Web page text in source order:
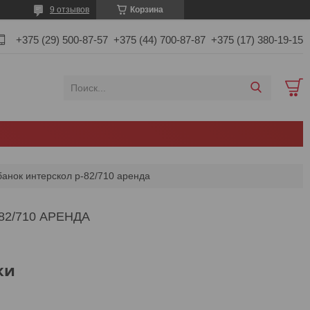
Корзина
9 отзывов
+375 (29) 500-87-57 +375 (44) 700-87-87 +375 (17) 380-19-15
интерскол р-82/710 аренда
710 АРЕНДА